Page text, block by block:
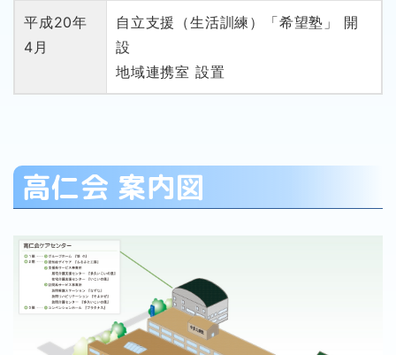
平成20年
4月
自立支援（生活訓練）「希望塾」 開
設
地域連携室 設置
高仁会 案内図